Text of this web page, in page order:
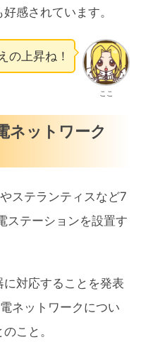
感されています。
ここ
の上昇ね！
ネットワーク
ステランティスなど7
ステーションを設置す
対応することを発表
ネットワークについ
こと。